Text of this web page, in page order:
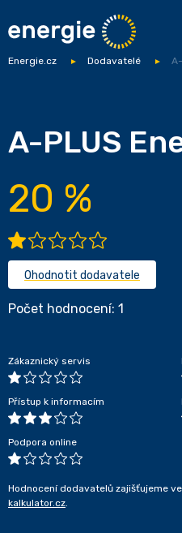
Energie.cz Dodavatelé
A-PLUS
20 %
Ohodnotit dodavatele
Počet hodnocení: 1
Zákaznický servis
Přístup k informacím
Podpora online
Hodnocení dodavatelů zajišťujeme
kalkulator.cz.